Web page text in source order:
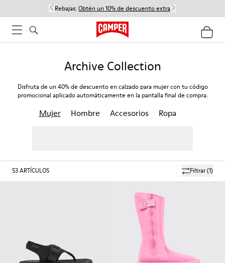
Rebajas: Obtén un 10% de descuento extra
Archive Collection
Disfruta de un 40% de descuento en calzado para mujer con tu código
promocional aplicado automáticamente en la pantalla final de compra.
Mujer Hombre Accesorios Ropa
Filtrar(1)
53ARTÍCULOS